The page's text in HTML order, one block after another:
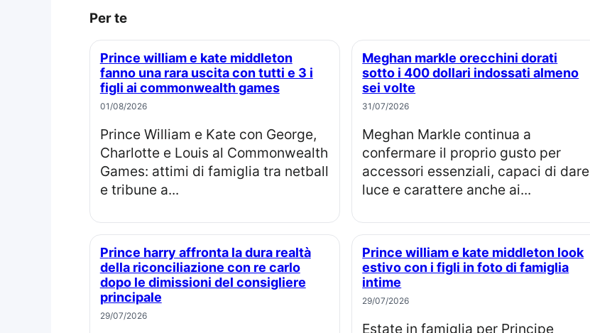
Per te
Prince william e kate middleton
fanno una rara uscita con tutti e 3 i
figli ai commonwealth games
01/08/2026
Prince William e Kate con George,
Charlotte e Louis al Commonwealth
Games: attimi di famiglia tra netball
e tribune a...
Meghan markle orecchini dorati
sotto i 400 dollari indossati almeno
sei volte
31/07/2026
Meghan Markle continua a
confermare il proprio gusto per
accessori essenziali, capaci di dare
luce e carattere anche ai...
Prince harry affronta la dura realtà
della riconciliazione con re carlo
dopo le dimissioni del consigliere
principale
29/07/2026
Prince william e kate middleton look
estivo con i figli in foto di famiglia
intime
29/07/2026
Estate in famiglia per Principe